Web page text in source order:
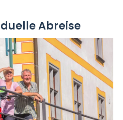
Abreise